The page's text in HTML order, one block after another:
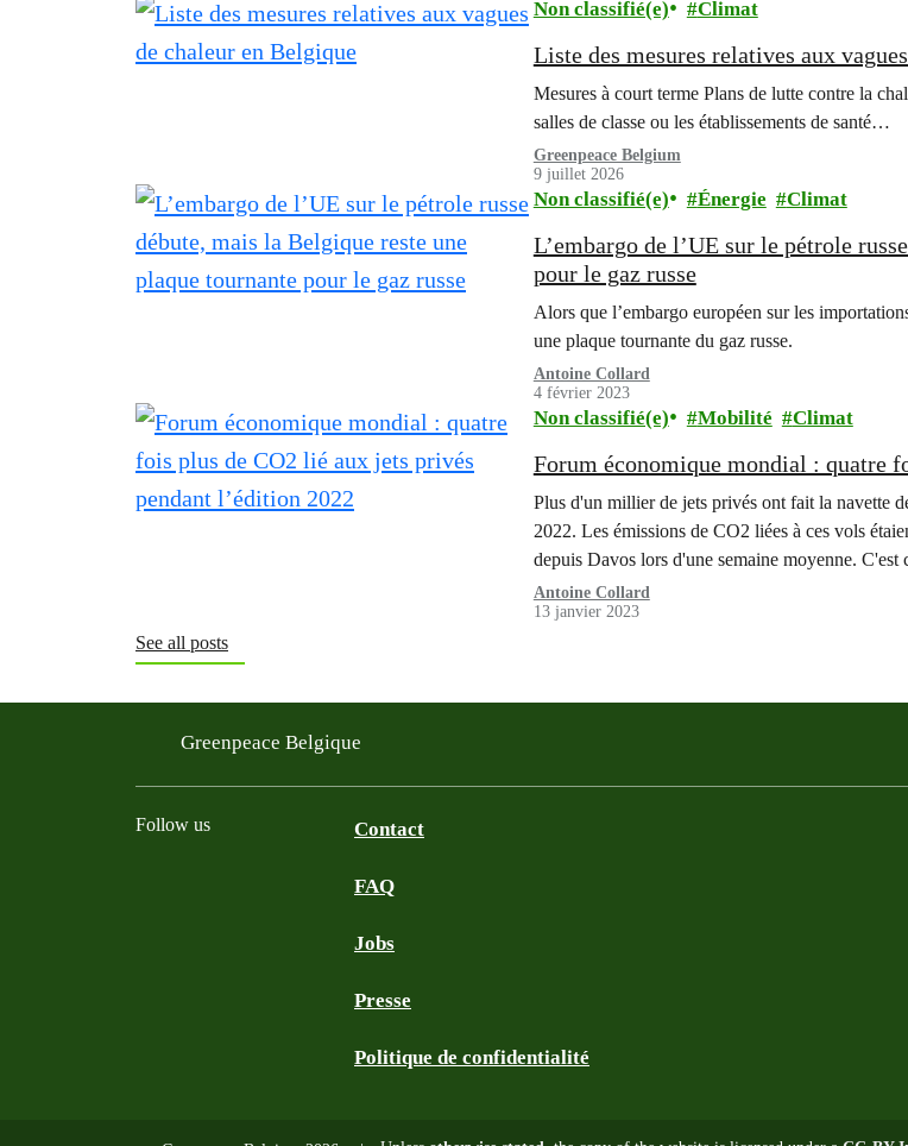
Non classifié(e) Climat
Liste des mesures relatives aux
Mesures à court terme Plans de lutte contre la
salles de classe ou les établissements de santé…
Greenpeace Belgium
9 juillet 2026
Non classifié(e) Énergie Climat
L’embargo de l’UE sur le pétrole
pour le gaz russe
Alors que l’embargo européen sur les
une plaque tournante du gaz russe.
Antoine Collard
4 février 2023
Non classifié(e) Mobilité Climat
Forum économique mondial : quatre
Plus d'un millier de jets privés ont fait la navette
2022. Les émissions de CO2 liées à ces vols
depuis Davos lors d'une semaine moyenne.
Antoine Collard
13 janvier 2023
See all posts
Greenpeace Belgique
Follow us Contact
FAQ
Jobs
Presse
Politique de confidentialité